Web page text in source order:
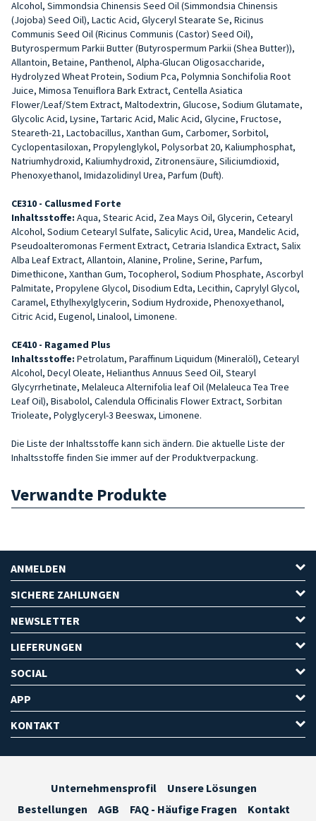
Alcohol, Simmondsia Chinensis Seed Oil (Simmondsia Chinensis
(Jojoba) Seed Oil), Lactic Acid, Glyceryl Stearate Se, Ricinus
Communis Seed Oil (Ricinus Communis (Castor) Seed Oil),
Butyrospermum Parkii Butter (Butyrospermum Parkii (Shea Butter)),
Allantoin, Betaine, Panthenol, Alpha-Glucan Oligosaccharide,
Hydrolyzed Wheat Protein, Sodium Pca, Polymnia Sonchifolia Root
Juice, Mimosa Tenuiflora Bark Extract, Centella Asiatica
Flower/Leaf/Stem Extract, Maltodextrin, Glucose, Sodium Glutamate,
Glycolic Acid, Lysine, Tartaric Acid, Malic Acid, Glycine, Fructose,
Steareth-21, Lactobacillus, Xanthan Gum, Carbomer, Sorbitol,
Cyclopentasiloxan, Propylenglykol, Polysorbat 20, Kaliumphosphat,
Natriumhydroxid, Kaliumhydroxid, Zitronensäure, Siliciumdioxid,
Phenoxyethanol, Imidazolidinyl Urea, Parfum (Duft).
CE310 - Callusmed Forte
Inhaltsstoffe: Aqua, Stearic Acid, Zea Mays Oil, Glycerin, Cetearyl
Alcohol, Sodium Cetearyl Sulfate, Salicylic Acid, Urea, Mandelic Acid,
Pseudoalteromonas Ferment Extract, Cetraria Islandica Extract, Salix
Alba Leaf Extract, Allantoin, Alanine, Proline, Serine, Parfum,
Dimethicone, Xanthan Gum, Tocopherol, Sodium Phosphate, Ascorbyl
Palmitate, Propylene Glycol, Disodium Edta, Lecithin, Caprylyl Glycol,
Caramel, Ethylhexylglycerin, Sodium Hydroxide, Phenoxyethanol,
Citric Acid, Eugenol, Linalool, Limonene.
CE410 - Ragamed Plus
Inhaltsstoffe: Petrolatum, Paraffinum Liquidum (Mineralöl), Cetearyl
Alcohol, Decyl Oleate, Helianthus Annuus Seed Oil, Stearyl
Glycyrrhetinate, Melaleuca Alternifolia leaf Oil (Melaleuca Tea Tree
Leaf Oil), Bisabolol, Calendula Officinalis Flower Extract, Sorbitan
Trioleate, Polyglyceryl-3 Beeswax, Limonene.
Die Liste der Inhaltsstoffe kann sich ändern. Die aktuelle Liste der
Inhaltsstoffe finden Sie immer auf der Produktverpackung.
Verwandte Produkte
ANMELDEN
SICHERE ZAHLUNGEN
NEWSLETTER
LIEFERUNGEN
SOCIAL
APP
KONTAKT
Unternehmensprofil
Unsere Lösungen
Bestellungen
AGB FAQ - Häufige Fragen Kontakt